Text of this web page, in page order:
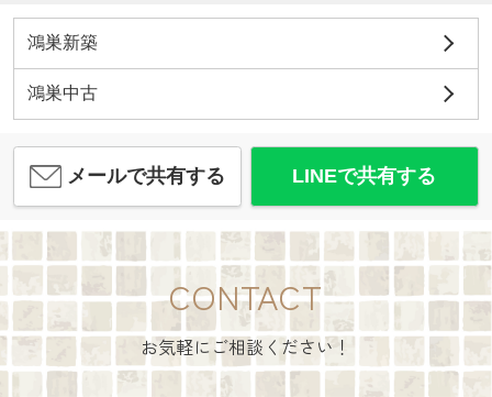
鴻巣新築
鴻巣中古
メールで共有する LINEで共有する
CONTACT
お気軽にご相談ください！